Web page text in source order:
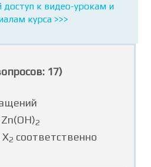
доступ к видео-урокам и
курса >>>
17)
2
X2 соответственно